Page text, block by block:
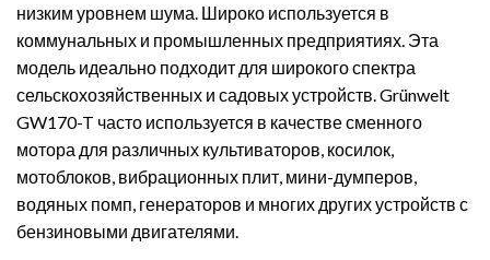
низким уровнем шума. Широко используется в
коммунальных и промышленных предприятиях. Эта
модель идеально подходит для широкого спектра
сельскохозяйственных и садовых устройств. Grünwelt
GW170-T часто используется в качестве сменного
мотора для различных культиваторов, косилок,
мотоблоков, вибрационных плит, мини-думперов,
водяных помп, генераторов и многих других устройств с
бензиновыми двигателями.